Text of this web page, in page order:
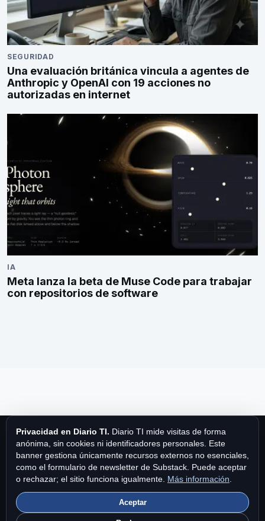
SEGURIDAD
Una evaluación británica vincula a agentes de
Anthropic y OpenAI con 19 acciones no
autorizadas en internet
IA
Meta lanza la beta de Muse Code para trabajar
con repositorios de software
Diario TI
Diario TI es una publicación de MPA Publishing International Ltd.
Fundado en 1997.
|Privacidad y cookies Brand Story
Privacidad en Diario TI. Diario TI mide visitas de forma
anónima, sin cookies ni identificadores personales. Este
banner gestiona únicamente recursos externos no esenciales,
como el formulario de newsletter de Substack. Puede aceptar
o rechazar; el sitio funciona igualmente. Más información
Aceptar